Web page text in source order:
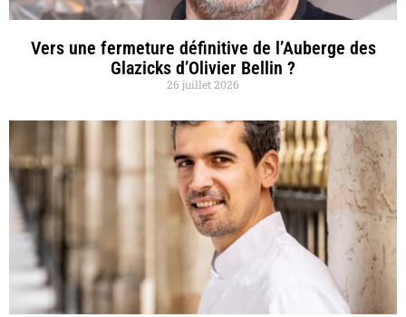
Vers une fermeture définitive de l’Auberge des
Glazicks d’Olivier Bellin ?
26 juillet 2026